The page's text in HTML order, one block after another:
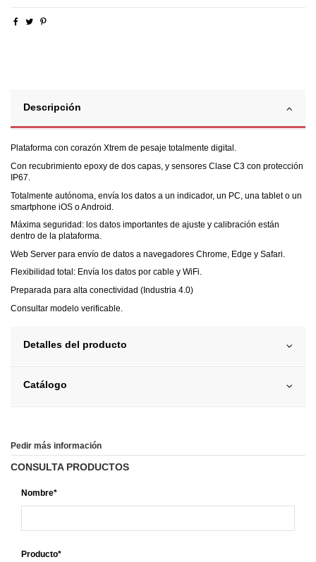
Descripción
Plataforma con corazón Xtrem de pesaje totalmente digital.
Con recubrimiento epoxy de dos capas, y sensores Clase C3 con protección
IP67.
Totalmente autónoma, envía los datos a un indicador, un PC, una tablet o un
smartphone iOS o Android.
Máxima seguridad: los datos importantes de ajuste y calibración están
dentro de la plataforma.
Web Server para envío de datos a navegadores Chrome, Edge y Safari.
Flexibilidad total: Envía los datos por cable y WiFi.
Preparada para alta conectividad (Industria 4.0)
Consultar modelo verificable.
Detalles del producto
Catálogo
Pedir más información
CONSULTA PRODUCTOS
Nombre*
Producto*